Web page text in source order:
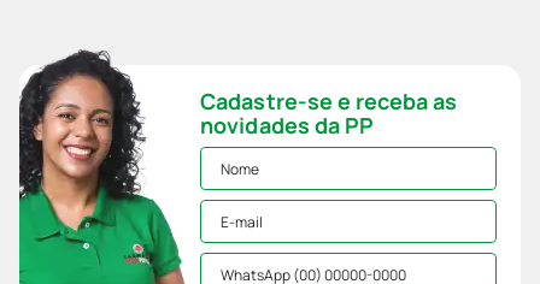
Cadastre-se e receba as
novidades da PP